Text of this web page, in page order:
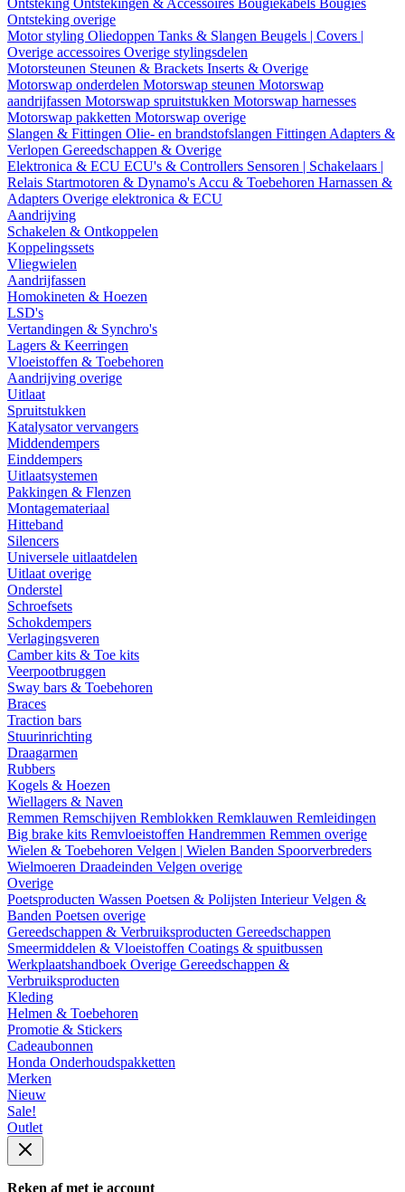
Ontsteking Ontstekingen & Accessoires Bougiekabels Bougies
Ontsteking overige
Motor styling Oliedoppen Tanks & Slangen Beugels | Covers |
Overige accessoires Overige stylingsdelen
Motorsteunen Steunen & Brackets Inserts & Overige
Motorswap onderdelen Motorswap steunen Motorswap
aandrijfassen Motorswap spruitstukken Motorswap harnesses
Motorswap pakketten Motorswap overige
Slangen & Fittingen Olie- en brandstofslangen Fittingen Adapters &
Verlopen Gereedschappen & Overige
Elektronica & ECU ECU's & Controllers Sensoren | Schakelaars |
Relais Startmotoren & Dynamo's Accu & Toebehoren Harnassen &
Adapters Overige elektronica & ECU
Aandrijving
Schakelen & Ontkoppelen
Koppelingssets
Vliegwielen
Aandrijfassen
Homokineten & Hoezen
LSD's
Vertandingen & Synchro's
Lagers & Keerringen
Vloeistoffen & Toebehoren
Aandrijving overige
Uitlaat
Spruitstukken
Katalysator vervangers
Middendempers
Einddempers
Uitlaatsystemen
Pakkingen & Flenzen
Montagemateriaal
Hitteband
Silencers
Universele uitlaatdelen
Uitlaat overige
Onderstel
Schroefsets
Schokdempers
Verlagingsveren
Camber kits & Toe kits
Veerpootbruggen
Sway bars & Toebehoren
Braces
Traction bars
Stuurinrichting
Draagarmen
Rubbers
Kogels & Hoezen
Wiellagers & Naven
Remmen Remschijven Remblokken Remklauwen Remleidingen
Big brake kits Remvloeistoffen Handremmen Remmen overige
Wielen & Toebehoren Velgen | Wielen Banden Spoorverbreders
Wielmoeren Draadeinden Velgen overige
Overige
Poetsproducten Wassen Poetsen & Polijsten InterieurVelgen &
Banden Poetsen overige
Gereedschappen & Verbruiksproducten Gereedschappen
Smeermiddelen & Vloeistoffen Coatings & spuitbussen
Werkplaatshandboek Overige Gereedschappen &
Verbruiksproducten
Kleding
Helmen & Toebehoren
Promotie & Stickers
Cadeaubonnen
Honda Onderhoudspakketten
Merken
Nieuw
Sale!
Outlet
Reken af met je account